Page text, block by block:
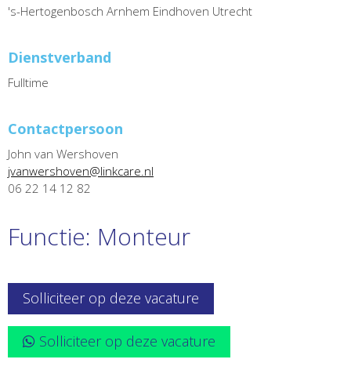
's-Hertogenbosch Arnhem Eindhoven Utrecht
Dienstverband
Fulltime
Contactpersoon
John van Wershoven
jvanwershoven@linkcare.nl
06 22 14 12 82
Functie: Monteur
Solliciteer op deze vacature
Solliciteer op deze vacature